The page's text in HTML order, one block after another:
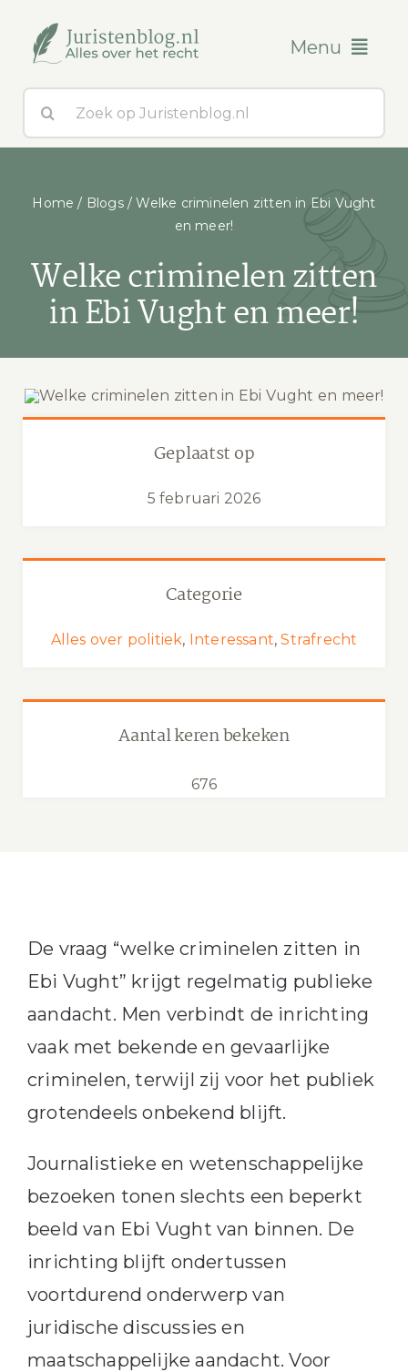
inhoud
Menu
Blogs
naar:
Home / Blogs/Welke criminelen zitten in Ebi Vught
en meer!
Welke criminelen zitten
in Ebi Vught en meer!
Categorie
Alles over politiek, Interessant,Strafrecht
Geplaatst op
5 februari 2026
Aantal keren bekeken
676
De vraag “welke criminelen zitten in
Ebi Vught” krijgt regelmatig publieke
aandacht. Men verbindt de inrichting
vaak met bekende en gevaarlijke
criminelen, terwijl zij voor het publiek
grotendeels onbekend blijft.
Journalistieke en wetenschappelijke
bezoeken tonen slechts een beperkt
beeld van Ebi Vught van binnen. De
inrichting blijft ondertussen
voortdurend onderwerp van
juridische discussies en
maatschappelijke aandacht. Voor